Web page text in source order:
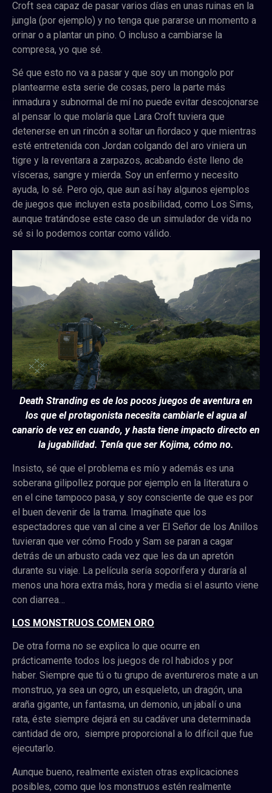
Croft sea capaz de pasar varios días en unas ruinas en la
jungla (por ejemplo) y no tenga que pararse un momento a
orinar o a plantar un pino. O incluso a cambiarse la
compresa, yo que sé.
Sé que esto no va a pasar y que soy un mongolo por
plantearme esta serie de cosas, pero la parte más
inmadura y subnormal de mí no puede evitar descojonarse
al pensar lo que molaría que Lara Croft tuviera que
detenerse en un rincón a soltar un ñordaco y que mientras
esté entretenida con Jordan colgando del aro viniera un
tigre y la reventara a zarpazos, acabando éste lleno de
vísceras, sangre y mierda. Soy un enfermo y necesito
ayuda, lo sé. Pero ojo, que aun así hay algunos ejemplos
de juegos que incluyen esta posibilidad, como Los Sims,
aunque tratándose este caso de un simulador de vida no
sé si lo podemos contar como válido.
Death Stranding es de los pocos juegos de aventura en
los que el protagonista necesita cambiarle el agua al
canario de vez en cuando, y hasta tiene impacto directo en
la jugabilidad. Tenía que ser Kojima, cómo no.
Insisto, sé que el problema es mío y además es una
soberana gilipollez porque por ejemplo en la literatura o
en el cine tampoco pasa, y soy consciente de que es por
el buen devenir de la trama. Imagínate que los
espectadores que van al cine a ver El Señor de los Anillos
tuvieran que ver cómo Frodo y Sam se paran a cagar
detrás de un arbusto cada vez que les da un apretón
durante su viaje. La película sería soporífera y duraría al
menos una hora extra más, hora y media si el asunto viene
con diarrea…
LOS MONSTRUOS COMEN ORO
De otra forma no se explica lo que ocurre en
prácticamente todos los juegos de rol habidos y por
haber. Siempre que tú o tu grupo de aventureros mate a un
monstruo, ya sea un ogro, un esqueleto, un dragón, una
araña gigante, un fantasma, un demonio, un jabalí o una
rata, éste siempre dejará en su cadáver una determinada
cantidad de oro, siempre proporcional a lo difícil que fue
ejecutarlo.
Aunque bueno, realmente existen otras explicaciones
posibles, como que los monstruos estén realmente